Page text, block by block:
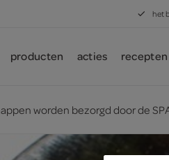
het
producten acties recepten
worden bezorgd door de